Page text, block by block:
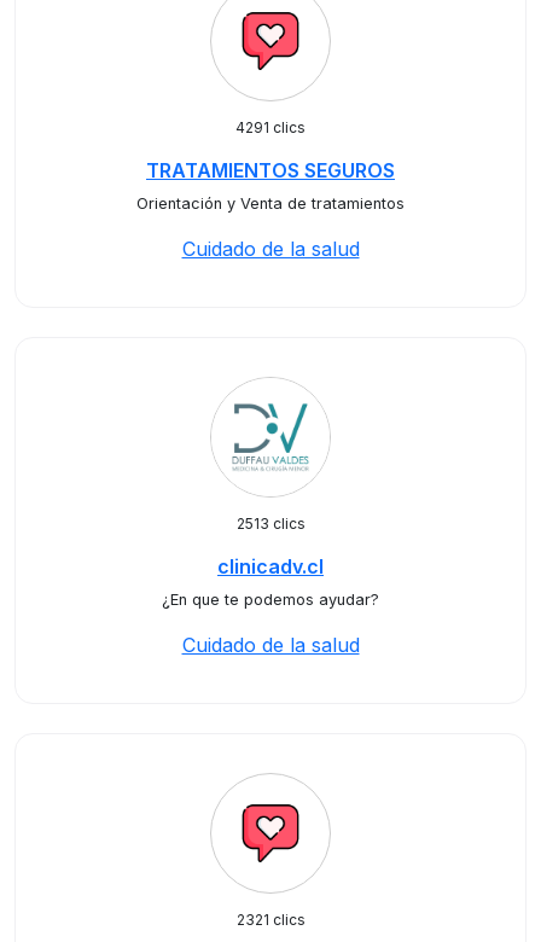
4291 clics
TRATAMIENTOS SEGUROS
Orientación y Venta de tratamientos
Cuidado de la salud
2513 clics
clinicadv.cl
¿En que te podemos ayudar?
Cuidado de la salud
2321 clics